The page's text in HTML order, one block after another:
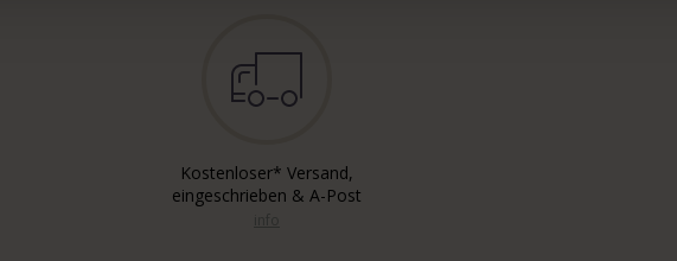
Kostenloser* Versand,
eingeschrieben & A-Post